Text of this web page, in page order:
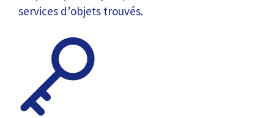
services d’objets trouvés.